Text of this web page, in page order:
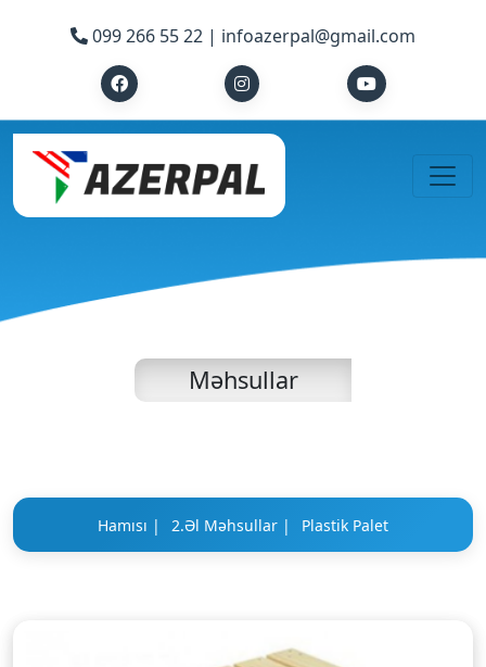
099 266 55 22 | infoazerpal@gmail.com
Məhsullar
Hamısı | 2.Əl Məhsullar | Plastik Palet